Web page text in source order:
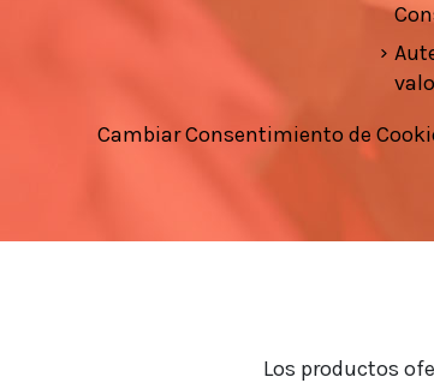
Cambiar Consentimiento de
Los productos